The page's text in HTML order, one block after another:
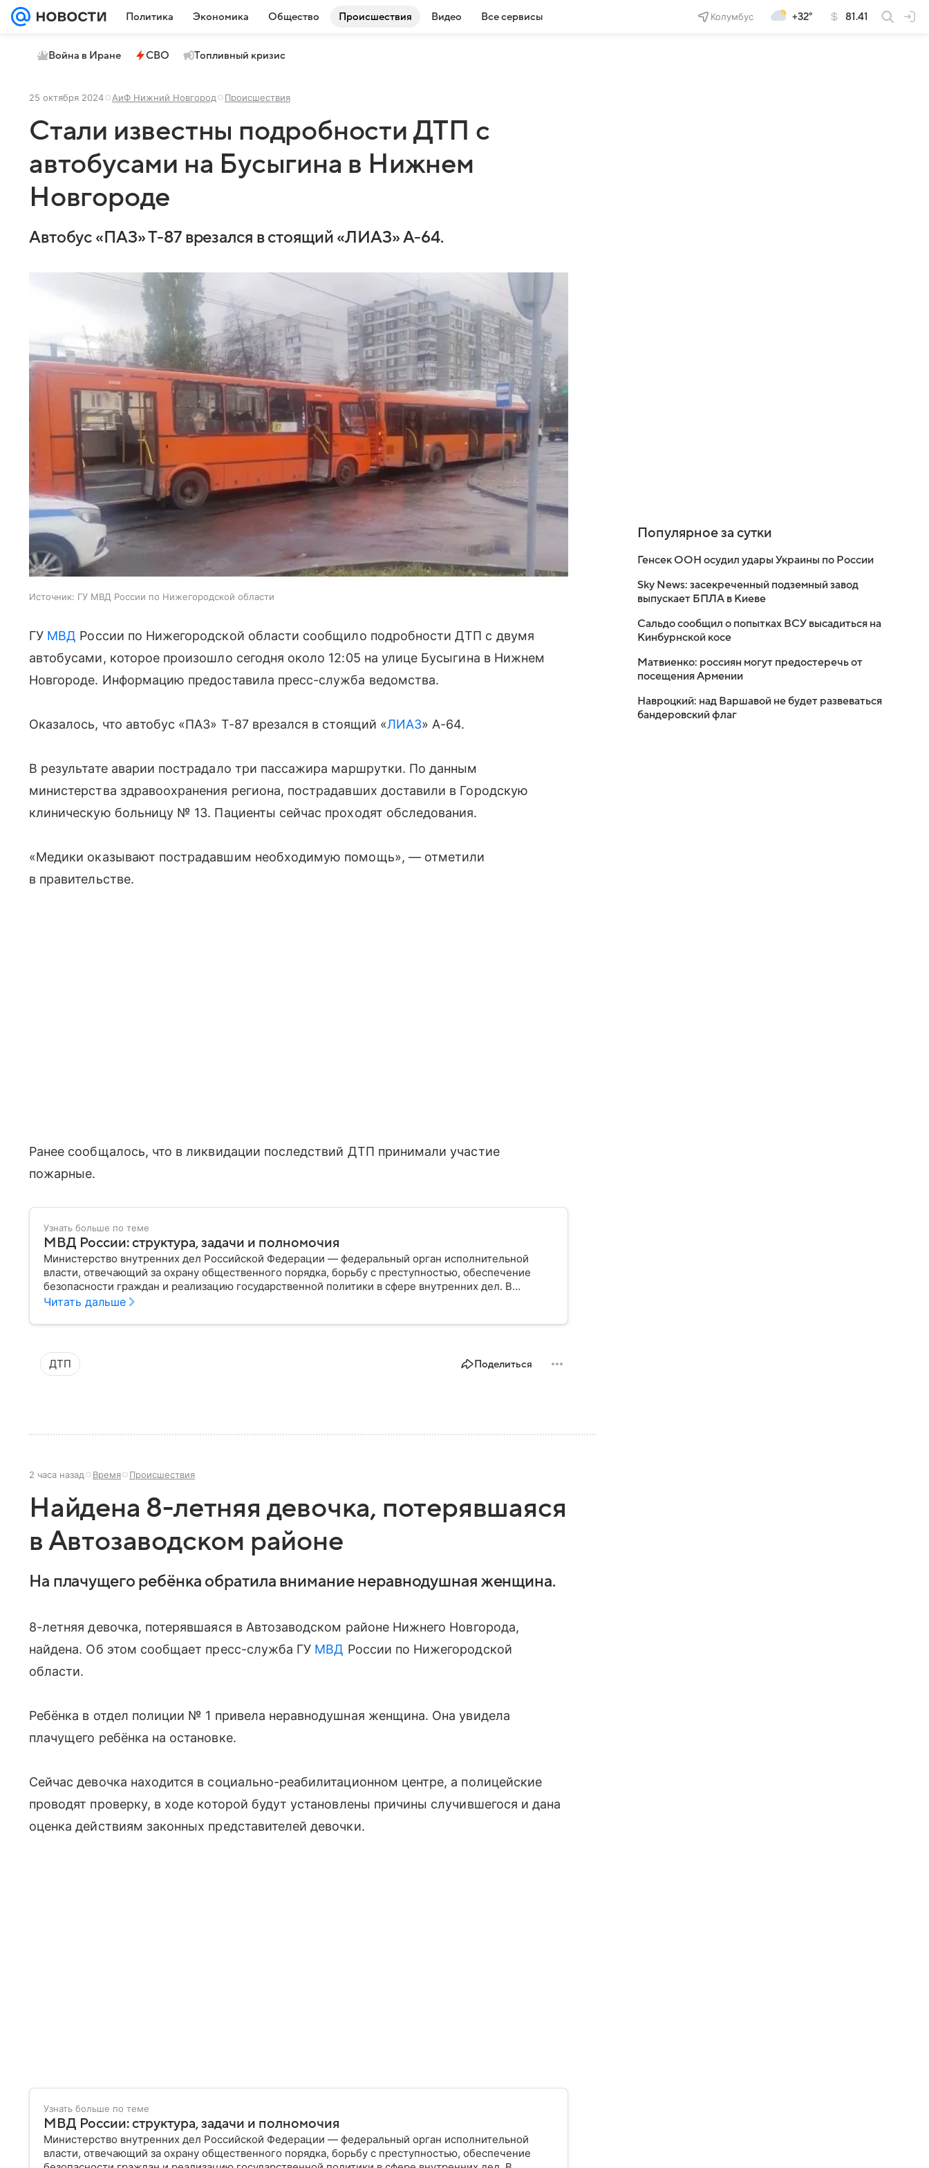
Политика Экономика Общество Происшествия Видео Все сервисы Колумбус +32° 81.41
Война в Иране СВО Топливный кризис
25 октября 2024 АиФ Нижний Новгород Происшествия
Стали известны подробности ДТП с
автобусами на Бусыгина в Нижнем
Новгороде
Автобус «ПАЗ» Т-87 врезался в стоящий «ЛИАЗ» А-64.
Источник: ГУ МВД России по Нижегородской области
ГУ МВД России по Нижегородской области сообщило подробности ДТП с двумя
автобусами, которое произошло сегодня около 12:05 на улице Бусыгина в Нижнем
Новгороде. Информацию предоставила пресс-служба ведомства.
Оказалось, что автобус «ПАЗ» Т-87 врезался в стоящий «ЛИАЗ» А-64.
В результате аварии пострадало три пассажира маршрутки. По данным
министерства здравоохранения региона, пострадавших доставили в Городскую
клиническую больницу № 13. Пациенты сейчас проходят обследования.
«Медики оказывают пострадавшим необходимую помощь», — отметили
в правительстве.
Ранее сообщалось, что в ликвидации последствий ДТП принимали участие
пожарные.
Узнать больше по теме
МВД России: структура, задачи и полномочия
Министерство внутренних дел Российской Федерации — федеральный орган исполнительной
власти, отвечающий за охрану общественного порядка, борьбу с преступностью, обеспечение
безопасности граждан и реализацию государственной политики в сфере внутренних дел. В
материале рассказываем, чем занимается МВД России, какие задачи выполняет министерство, как
Читать дальше
ДТП Поделиться
2 часа назад Время Происшествия
Найдена 8-летняя девочка, потерявшаяся
в Автозаводском районе
На плачущего ребёнка обратила внимание неравнодушная женщина.
8-летняя девочка, потерявшаяся в Автозаводском районе Нижнего Новгорода,
найдена. Об этом сообщает пресс-служба ГУ МВД России по Нижегородской
области.
Ребёнка в отдел полиции № 1 привела неравнодушная женщина. Она увидела
плачущего ребёнка на остановке.
Сейчас девочка находится в социально-реабилитационном центре, а полицейские
проводят проверку, в ходе которой будут установлены причины случившегося и дана
оценка действиям законных представителей девочки.
Узнать больше по теме
МВД России: структура, задачи и полномочия
Министерство внутренних дел Российской Федерации — федеральный орган исполнительной
власти, отвечающий за охрану общественного порядка, борьбу с преступностью, обеспечение
Популярное за сутки
Генсек ООН осудил удары Украины по России
Sky News: засекреченный подземный завод
выпускает БПЛА в Киеве
Сальдо сообщил о попытках ВСУ высадиться на
Кинбурнской косе
Матвиенко: россиян могут предостеречь от
посещения Армении
Навроцкий: над Варшавой не будет развеваться
бандеровский флаг